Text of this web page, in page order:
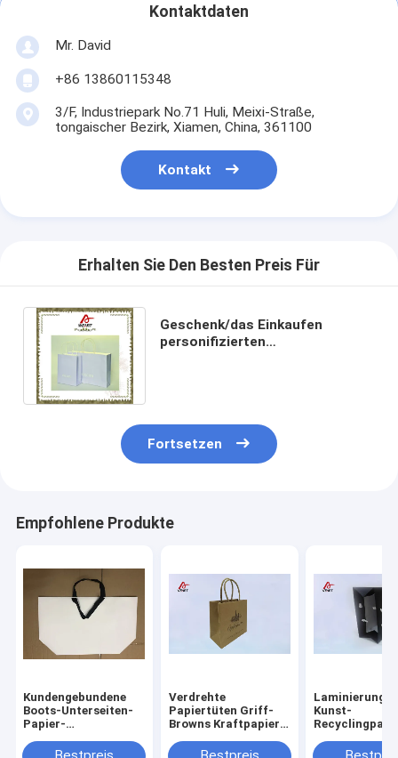
Kontaktdaten
Mr. David
+86 13860115348
3/F, Industriepark No.71 Huli, Meixi-Straße,
tongaischer Bezirk, Xiamen, China, 361100
Kontakt
Erhalten Sie Den Besten Preis Für
Geschenk/das Einkaufen
personifizierten
Fortsetzen
Empfohlene Produkte
Kundengebundene
Boots-Unterseiten-
Papier-
schwarzem
Verdrehte
Papiertüten Griff-
Browns Kraftpapier,
Laminierung
Kunst-
Taschen-